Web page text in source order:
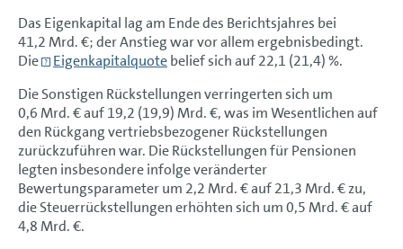
Prognosebericht
Aussichten
KONZERN­ABSCHLUSS
ANHANG
Das Eigenkapital lag am Ende des Berichtsjahres bei
41,2 Mrd. €; der Anstieg war vor allem ergebnisbedingt.
Die
Eigenkapitalquotebelief sich auf 22,1 (21,4) %.
Die Sonstigen Rückstellungen verringerten sich um
0,6 Mrd. €auf 19,2 (19,9) Mrd. €, was im Wesentlichen auf
den Rückgang vertriebsbezogener Rückstellungen
zurückzuführen war. Die Rückstellungen für Pensionen
legten insbesondere infolge veränderter
Bewertungsparameter um 2,2 Mrd. €auf21,3 Mrd. €zu,
die Steuerrückstellungen erhöhten sich um0,5 Mrd. €auf
4,8 Mrd. €.